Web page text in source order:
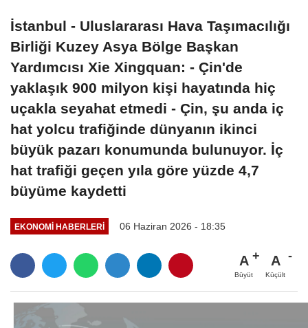
İstanbul - Uluslararası Hava Taşımacılığı
Birliği Kuzey Asya Bölge Başkan
Yardımcısı Xie Xingquan: - Çin'de
yaklaşık 900 milyon kişi hayatında hiç
uçakla seyahat etmedi - Çin, şu anda iç
hat yolcu trafiğinde dünyanın ikinci
büyük pazarı konumunda bulunuyor. İç
hat trafiği geçen yıla göre yüzde 4,7
büyüme kaydetti
EKONOMI HABERLERI 06 Haziran 2026 - 18:35
A
Büyüt
A
Küçült